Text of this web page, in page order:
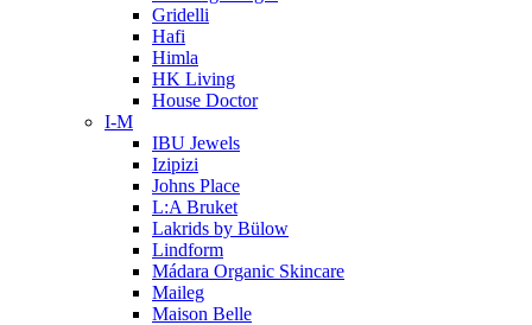
Gridelli
Hafi
Himla
HK Living
House Doctor
I-M
IBU Jewels
Izipizi
Johns Place
L:A Bruket
Lakrids by Bülow
Lindform
Mádara Organic Skincare
Maileg
Maison Belle